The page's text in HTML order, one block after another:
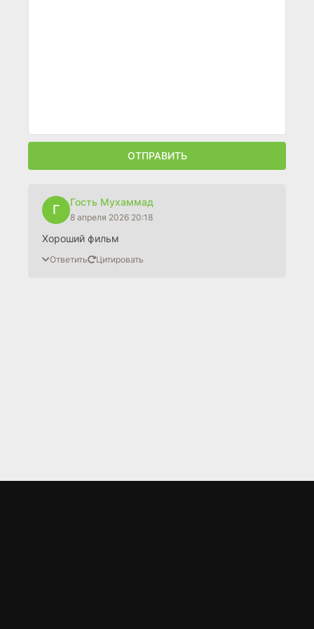
ОТПРАВИТЬ
Г
Гость Мухаммад
8 апреля 2026 20:18
Хороший фильм
Ответить Цитировать